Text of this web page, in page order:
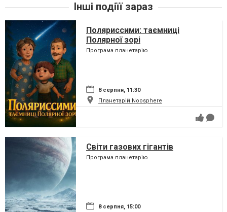
Інші подіїї зараз
Поляриссими: таємниці
Полярної зорі
Програма планетарію
8 серпня, 11:30
Планетарій Noosphere
Світи газових гігантів
Програма планетарію
8 серпня, 15:00